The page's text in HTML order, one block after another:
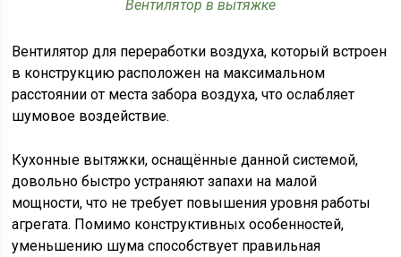
Вентилятор в вытяжке
Вентилятор для переработки воздуха, который встроен
в конструкцию расположен на максимальном
расстоянии от места забора воздуха, что ослабляет
шумовое воздействие.
Кухонные вытяжки, оснащённые данной системой,
довольно быстро устраняют запахи на малой
мощности, что не требует повышения уровня работы
агрегата. Помимо конструктивных особенностей,
уменьшению шума способствует правильная